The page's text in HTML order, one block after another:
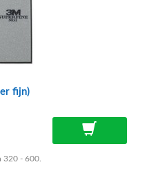
fijn)
320 - 600.